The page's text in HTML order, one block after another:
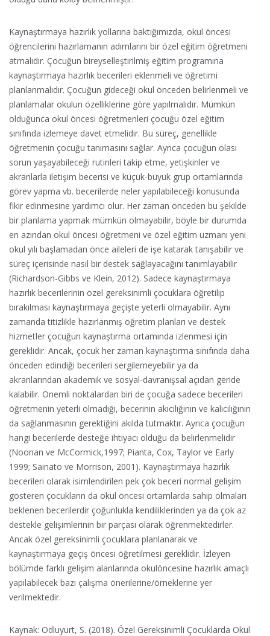
Kaynaştırmaya hazırlık yollarına baktığımızda, okul öncesi
öğrencilerini hazırlamanın adımlarını bir özel eğitim öğretmeni
atmalıdır. Çocuğun bireyselleştirilmiş eğitim programına
kaynaştırmaya hazırlık becerileri eklenmeli ve öğretimi
planlanmalıdır. Çocuğun gideceği okul önceden belirlenmeli ve
planlamalar okulun özelliklerine göre yapılmalıdır. Mümkün
olduğunca okul öncesi öğretmenleri çocuğu özel eğitim
sınıfında izlemeye davet etmelidir. Bu süreç, genellikle
öğretmenin çocuğu tanımasını sağlar. Ayrıca çocuğun olası
sorun yaşayabileceği rutinleri takip etme, yetişkinler ve
akranlarla iletişim becerisi ve küçük-büyük grup ortamlarında
görev yapma vb. becerilerde neler yapılabileceği konusunda
fikir edinmesine yardımcı olur. Her zaman önceden bu şekilde
bir planlama yapmak mümkün olmayabilir, böyle bir durumda
en azından okul öncesi öğretmeni ve özel eğitim uzmanı yeni
okul yılı başlamadan önce aileleri de işe katarak tanışabilir ve
süreç içerisinde nasıl bir destek sağlayacağını tanımlayabilir
(Richardson-Gibbs ve Klein, 2012). Sadece kaynaştırmaya
hazırlık becerilerinin özel gereksinimli çocuklara öğretilip
bırakılması kaynaştırmaya geçişte yeterli olmayabilir. Aynı
zamanda titizlikle hazırlanmış öğretim planları ve destek
hizmetler çocuğun kaynaştırma ortamında izlenmesi için
gereklidir. Ancak, çocuk her zaman kaynaştırma sınıfında daha
önceden edindiği becerileri sergilemeyebilir ya da
akranlarından akademik ve sosyal-davranışsal açıdan geride
kalabilir. Önemli noktalardan biri de çocuğa sadece becerileri
öğretmenin yeterli olmadığı, becerinin akıcılığının ve kalıcılığının
da sağlanmasının gerektiğini akılda tutmaktır. Ayrıca çocuğun
hangi becerilerde desteğe ihtiyacı olduğu da belirlenmelidir
(Noonan ve McCormick,1997; Pianta, Cox, Taylor ve Early
1999; Sainato ve Morrison, 2001). Kaynaştırmaya hazırlık
becerileri olarak isimlendirilen pek çok beceri normal gelişim
gösteren çocukların da okul öncesi ortamlarda sahip olmaları
beklenen becerilerdir çoğunlukla kendiliklerinden ya da çok az
destekle gelişimlerinin bir parçası olarak öğrenmektedirler.
Ancak özel gereksinimli çocuklara planlanarak ve
kaynaştırmaya geçiş öncesi öğretilmesi gereklidir. İzleyen
bölümde farklı gelişim alanlarında okulöncesine hazırlık amaçlı
yapılabilecek bazı çalışma önerilerine/örneklerine yer
verilmektedir.
Kaynak: Odluyurt, S. (2018). Özel Gereksinimli Çocuklarda Okul